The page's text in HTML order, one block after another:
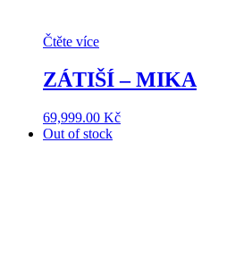
Čtěte více
ZÁTIŠÍ – MIKA
69,999.00 Kč
Out of stock